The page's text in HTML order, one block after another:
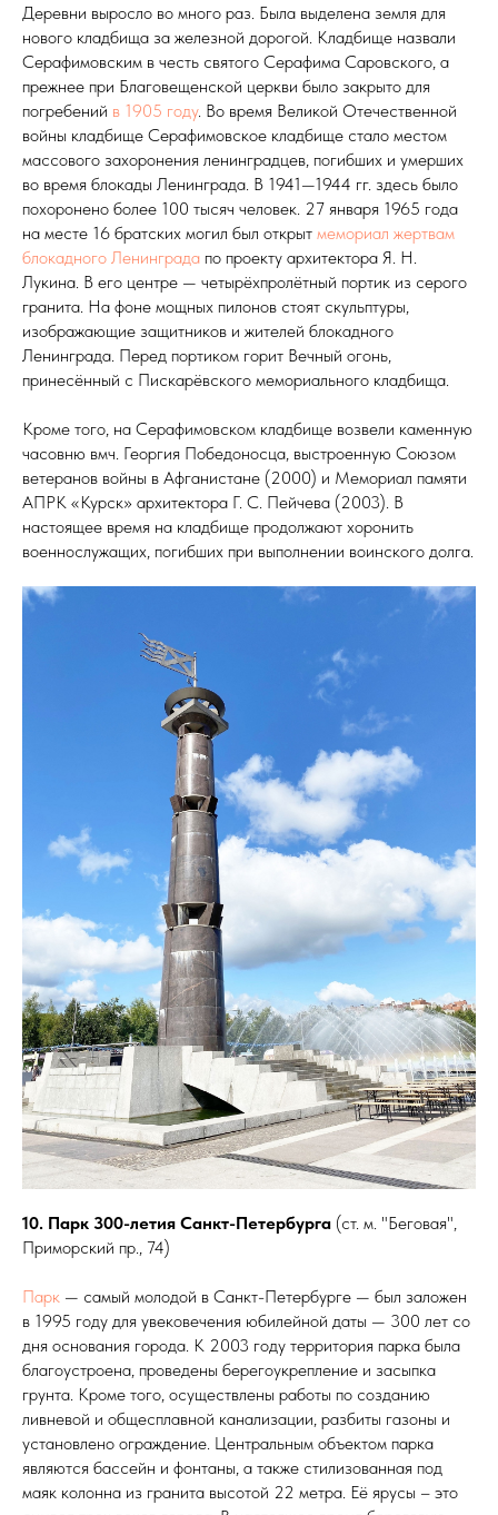
Деревни выросло во много раз. Была выделена земля для
нового кладбища за железной дорогой. Кладбище назвали
Серафимовским в честь святого Серафима Саровского, а
прежнее при Благовещенской церкви было закрыто для
погребений в 1905 году. Во время Великой Отечественной
войны кладбище Серафимовское кладбище стало местом
массового захоронения ленинградцев, погибших и умерших
во время блокады Ленинграда. В 1941—1944 гг. здесь было
похоронено более 100 тысяч человек. 27 января 1965 года
на месте 16 братских могил был открыт мемориал жертвам
блокадного Ленинграда по проекту архитектора Я. Н.
Лукина. В его центре — четырёхпролётный портик из серого
гранита. На фоне мощных пилонов стоят скульптуры,
изображающие защитников и жителей блокадного
Ленинграда. Перед портиком горит Вечный огонь,
принесённый с Пискарёвского мемориального кладбища.
Кроме того, на Серафимовском кладбище возвели каменную
часовню вмч. Георгия Победоносца, выстроенную Союзом
ветеранов войны в Афганистане (2000) и Мемориал памяти
АПРК «Курск» архитектора Г. С. Пейчева (2003). В
настоящее время на кладбище продолжают хоронить
военнослужащих, погибших при выполнении воинского долга.
10. Парк 300-летия Санкт-Петербурга (ст. м. "Беговая",
Приморский пр., 74)
Парк — самый молодой в Санкт-Петербурге — был заложен
в 1995 году для увековечения юбилейной даты — 300 лет со
дня основания города. К 2003 году территория парка была
благоустроена, проведены берегоукрепление и засыпка
грунта. Кроме того, осуществлены работы по созданию
ливневой и общесплавной канализации, разбиты газоны и
установлено ограждение. Центральным объектом парка
являются бассейн и фонтаны, а также стилизованная под
маяк колонна из гранита высотой 22 метра. Её ярусы – это